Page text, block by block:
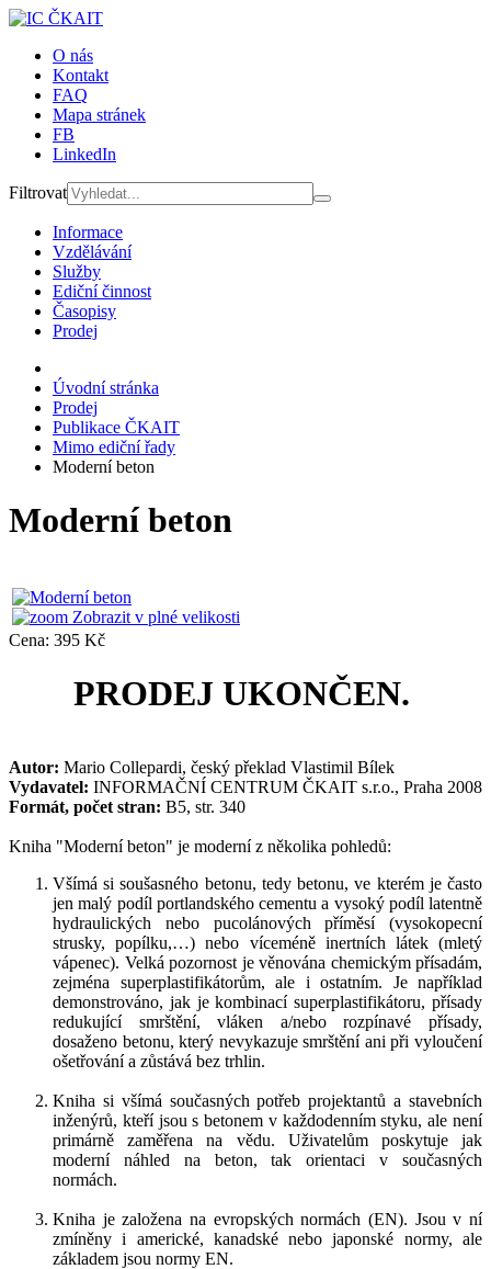
O nás
Kontakt
FAQ
Mapa stránek
FB
LinkedIn
Filtrovat
Informace
Vzdělávání
Služby
Ediční činnost
Časopisy
Prodej
Úvodní stránka
Prodej
Publikace ČKAIT
Mimo ediční řady
Moderní beton
Moderní beton
Zobrazit v plné velikosti
Cena: 395 Kč
PRODEJ UKONČEN.
Autor: Mario Collepardi, český překlad Vlastimil Bílek
Vydavatel: INFORMAČNÍ CENTRUM ČKAIT s.r.o., Praha 2008
Formát, počet stran: B5, str. 340
Kniha "Moderní beton" je moderní z několika pohledů:
Všímá si soušasného betonu, tedy betonu, ve kterém je často
jen malý podíl portlandského cementu a vysoký podíl latentně
hydraulických nebo pucolánových příměsí (vysokopecní
strusky, popílku,…) nebo víceméně inertních látek (mletý
vápenec). Velká pozornost je věnována chemickým přísadám,
zejména superplastifikátorům, ale i ostatním. Je například
demonstrováno, jak je kombinací superplastifikátoru, přísady
redukující smrštění, vláken a/nebo rozpínavé přísady,
dosaženo betonu, který nevykazuje smrštění ani při vyloučení
ošetřování a zůstává bez trhlin.
Kniha si všímá současných potřeb projektantů a stavebních
inženýrů, kteří jsou s betonem v každodenním styku, ale není
primárně zaměřena na vědu. Uživatelům poskytuje jak
moderní náhled na beton, tak orientaci v současných
normách.
Kniha je založena na evropských normách (EN). Jsou v ní
zmíněny i americké, kanadské nebo japonské normy, ale
základem jsou normy EN.